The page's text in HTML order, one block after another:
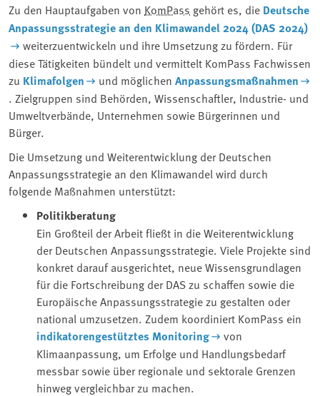
Zu den Hauptaufgaben von KomPass gehört es, die Deutsche
Anpassungsstrategie an den Klimawandel 2024 (DAS 2024)
weiterzuentwickeln und ihre Umsetzung zu fördern. Für
diese Tätigkeiten bündelt und vermittelt KomPass Fachwissen
zu Klimafolgen und möglichen Anpassungsmaßnahmen
. Zielgruppen sind Behörden, Wissenschaftler, Industrie- und
Umweltverbände, Unternehmen sowie Bürgerinnen und
Bürger.
Die Umsetzung und Weiterentwicklung der Deutschen
Anpassungsstrategie an den Klimawandel wird durch
folgende Maßnahmen unterstützt:
Politikberatung
Ein Großteil der Arbeit fließt in die Weiterentwicklung
der Deutschen Anpassungsstrategie. Viele Projekte sind
konkret darauf ausgerichtet, neue Wissensgrundlagen
für die Fortschreibung der DAS zu schaffen sowie die
Europäische Anpassungsstrategie zu gestalten oder
national umzusetzen. Zudem koordiniert KomPass ein
indikatorengestütztes Monitoring
von
Klimaanpassung, um Erfolge und Handlungsbedarf
messbar sowie über regionale und sektorale Grenzen
hinweg vergleichbar zu machen.